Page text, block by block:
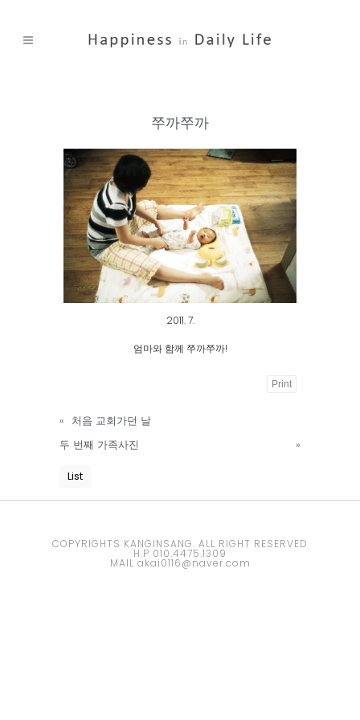
쭈까쭈까
2011. 7.
엄마와 함께 쭈까쭈까!
Print
« 처음 교회가던 날
두 번째 가족사진
»
List
COPYRIGHTS KANGINSANG. ALL RIGHT RESERVED
H.P 010.4475.1309
MAIL akai0116@naver.com